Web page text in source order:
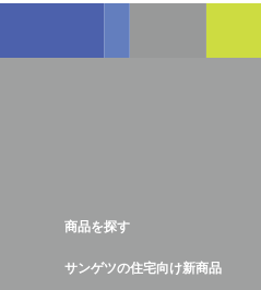
商品を探す
サンゲツの住宅向け新商品